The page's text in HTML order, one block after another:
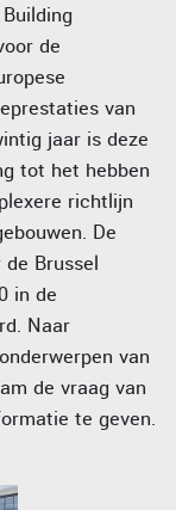
de
van
jaar is deze
tot het hebben
richtlijn
De
Brussel
in de
Naar
van
de vraag van
te geven.